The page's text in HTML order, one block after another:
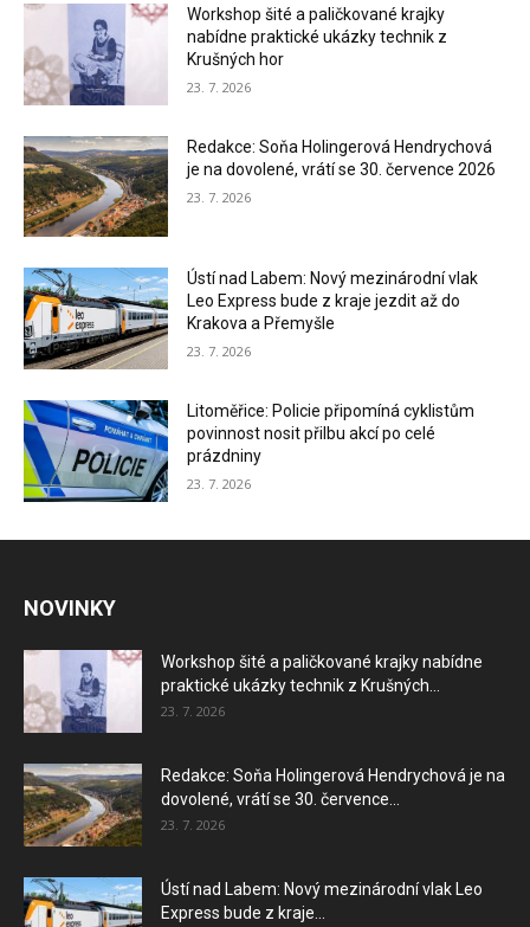
Workshop šité a paličkované krajky
nabídne praktické ukázky technik z
Krušných hor
23. 7. 2026
Redakce: Soňa Holingerová Hendrychová
je na dovolené, vrátí se 30. července 2026
23. 7. 2026
Ústí nad Labem: Nový mezinárodní vlak
Leo Express bude z kraje jezdit až do
Krakova a Přemyšle
23. 7. 2026
Litoměřice: Policie připomíná cyklistům
povinnost nosit přilbu akcí po celé
prázdniny
23. 7. 2026
NOVINKY
Workshop šité a paličkované krajky nabídne
praktické ukázky technik z Krušných...
23. 7. 2026
Redakce: Soňa Holingerová Hendrychová je na
dovolené, vrátí se 30. července...
23. 7. 2026
Ústí nad Labem: Nový mezinárodní vlak Leo
Express bude z kraje...